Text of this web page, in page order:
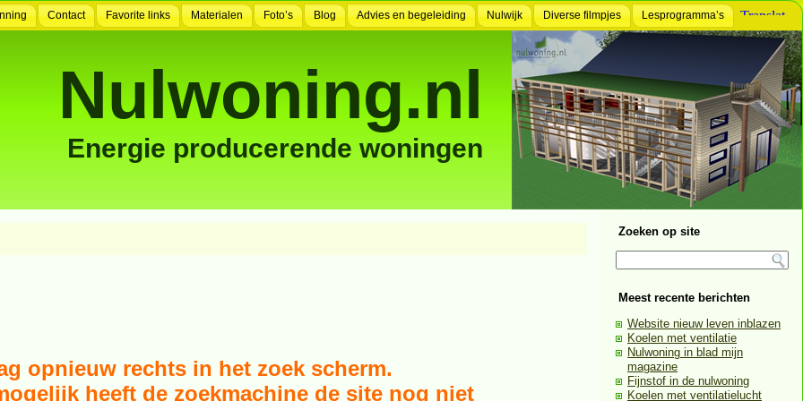
Contact Favorite links Materialen Foto’s Blog Advies en begeleiding Nulwijk Diverse filmpjes Lesprogramma’s
Nulwoning.nl
Energie producerende woningen
opnieuw rechts in het zoek scherm.
heeft de zoekmachine de site nog niet
Zoeken op site
Meest recente berichten
Website nieuw leven inblazen
Koelen met ventilatie
Nulwoning in blad mijn
magazine
Fijnstof in de nulwoning
Koelen met ventilatielucht